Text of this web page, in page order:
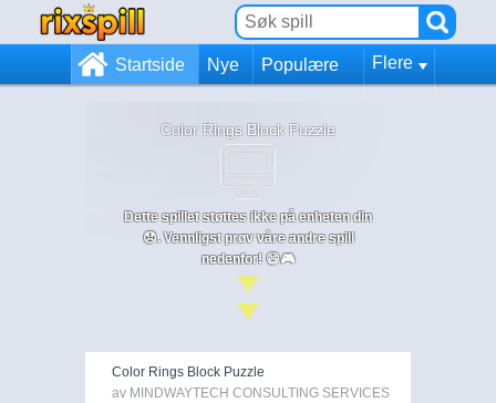
Startside Nye Populære Flere
Color Rings Block Puzzle
Dette spillet støttes ikke på enheten din
😞. Vennligst prøv våre andre spill
nedenfor! 😄🎮
Color Rings Block Puzzle
av MINDWAYTECH CONSULTING SERVICES